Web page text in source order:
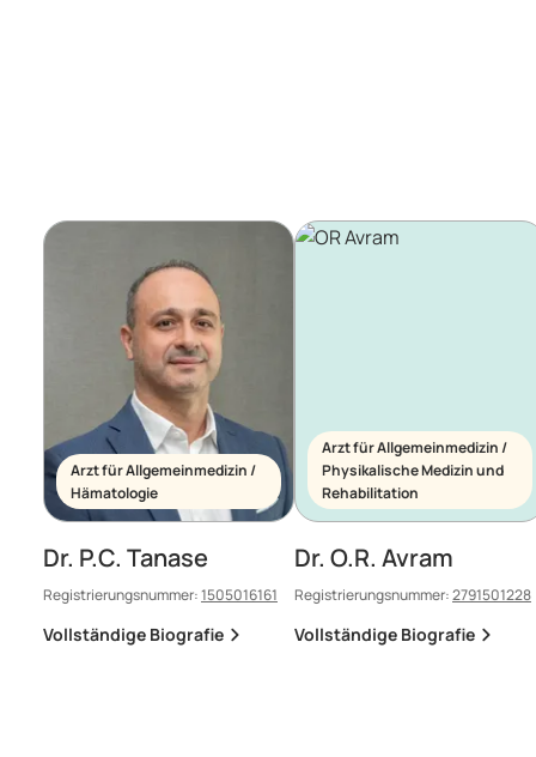
Arzt für Allgemeinmedizin /
Hämatologie
Dr. P.C. Tanase
Registrierungsnummer:1505016161
Vollständige Biografie
Arzt für Allgemeinmedizin /
Physikalische Medizin und
Rehabilitation
Dr. O.R. Avram
Registrierungsnummer:2791501228
Vollständige Biografie